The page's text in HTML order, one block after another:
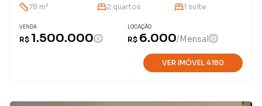
78 m² 2 quartos 1 suíte
VENDA
R$ 1.500.000
LOCAÇÃO
R$ 6.000/Mensal
VER IMÓVEL 4180